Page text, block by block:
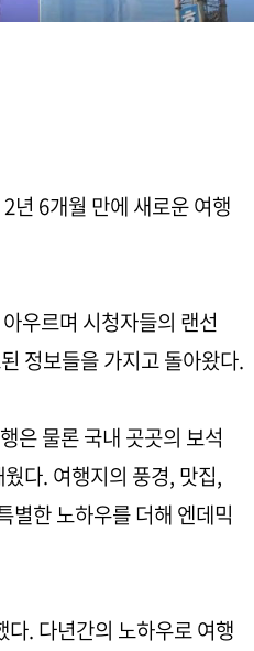
년 6개월 만에 새로운 여행
우르며 시청자들의 랜선
정보들을 가지고 돌아왔다.
은 물론 국내 곳곳의 보석
다. 여행지의 풍경, 맛집,
별한 노하우를 더해 엔데믹
다. 다년간의 노하우로 여행